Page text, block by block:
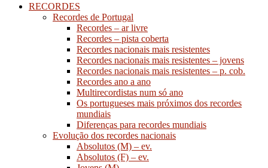
RECORDES
Recordes de Portugal
Recordes – ar livre
Recordes – pista coberta
Recordes nacionais mais resistentes
Recordes nacionais mais resistentes – jovens
Recordes nacionais mais resistentes – p. cob.
Recordes ano a ano
Multirecordistas num só ano
Os portugueses mais próximos dos recordes
mundiais
Diferenças para recordes mundiais
Evolução dos recordes nacionais
Absolutos (M) – ev.
Absolutos (F) – ev.